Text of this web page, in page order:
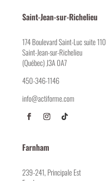
Saint-Jean-sur-Richelieu
174 Boulevard Saint-Luc suite 110
Saint-Jean-sur-Richelieu
(Québec) J3A 0A7
450-346-1146
info@actiforme.com
Farnham
239-241, Principale Est